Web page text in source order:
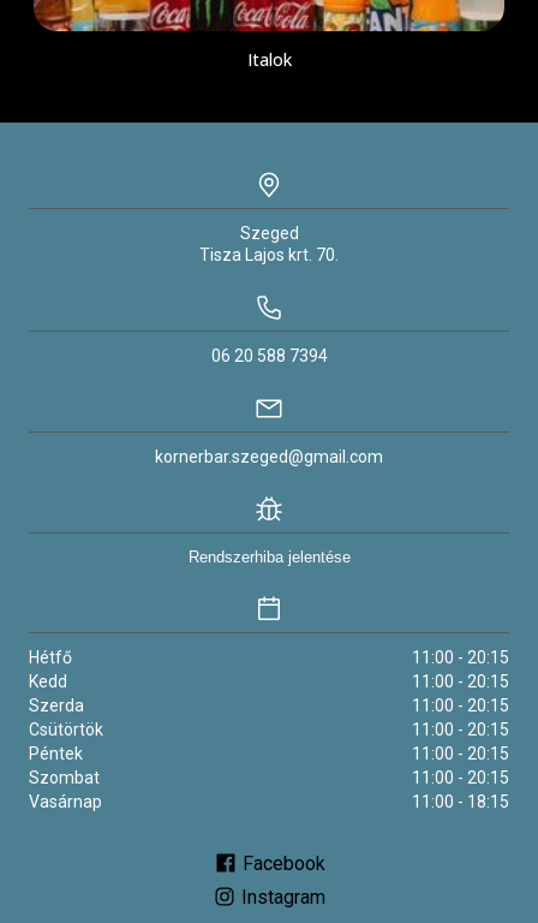
Italok
Szeged
Tisza Lajos krt. 70.
06 20 588 7394
kornerbar.szeged@gmail.com
Rendszerhiba jelentése
Hétfő
11:00 - 20:15
Kedd
11:00 - 20:15
Szerda
11:00 - 20:15
Csütörtök
11:00 - 20:15
Péntek
11:00 - 20:15
Szombat
11:00 - 20:15
Vasárnap
11:00 - 18:15
Facebook
Instagram